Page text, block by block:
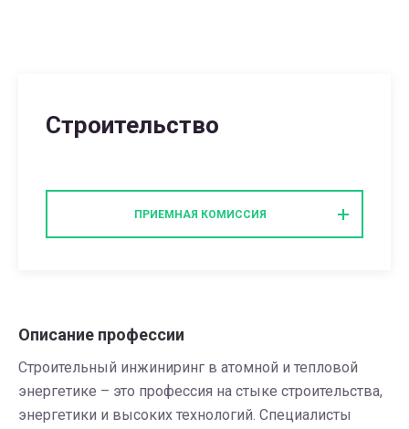
Строительство
ПРИЕМНАЯ КОМИССИЯ
Описание профессии
Строительный инжиниринг в атомной и тепловой
энергетике – это профессия на стыке строительства,
энергетики и высоких технологий. Специалисты